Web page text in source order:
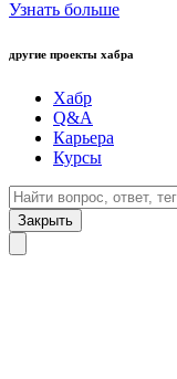
Узнать больше
другие проекты хабра
Хабр
Q&A
Карьера
Курсы
Закрыть